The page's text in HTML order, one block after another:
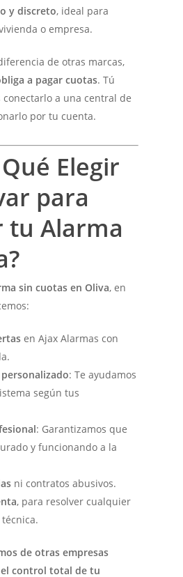
y discreto, ideal para
o empresa.
de otras marcas,
a pagar cuotas. Tú
a una central de
por tu cuenta.
Elegir
para
tu Alarma
sin cuotas en Oliva, en
en Ajax Alarmas con
: Te ayudamos
según tus
: Garantizamos que
y funcionando a la
ni contratos abusivos.
, para resolver cualquier
de otras empresas
control total de tu